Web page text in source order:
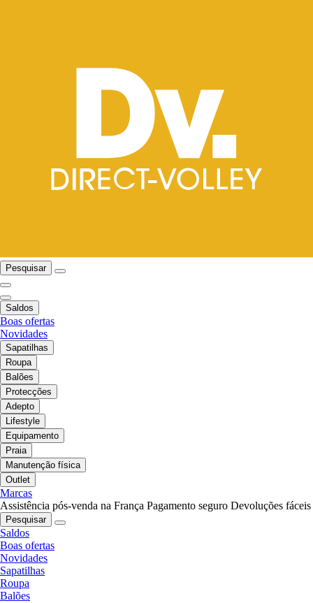
Pesquisar
Saldos
Boas ofertas
Novidades
Sapatilhas
Roupa
Balões
Protecções
Adepto
Lifestyle
Equipamento
Praia
Manutenção física
Outlet
Marcas
Assistência pós-venda na França Pagamento seguro Devoluções fáceis
Pesquisar
Saldos
Boas ofertas
Novidades
Sapatilhas
Roupa
Balões